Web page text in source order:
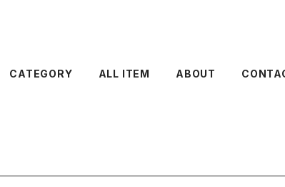
CATEGORY ALL ITEM ABOUT